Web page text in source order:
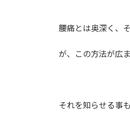
腰痛とは奥深く、
が、この方法が広
それを知らせる事